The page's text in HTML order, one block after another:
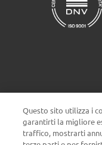
Questo sito utilizza i
garantirti la migliore
traffico, mostrarti